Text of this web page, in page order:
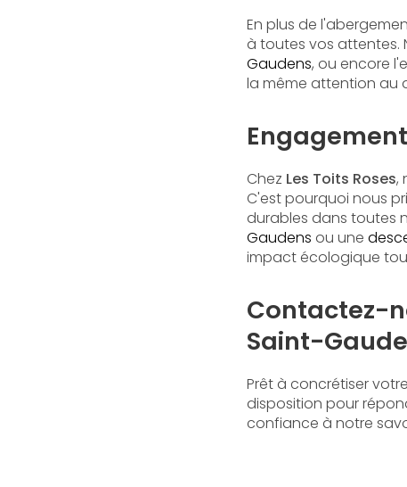
En plus de
à toutes vos attentes.
Gaudens, ou encore
la même attention au
Chez Les Toits Roses,
C'est pourquoi nous
durables dans toutes
Gaudens ou une
impact écologique
Contactez-
Saint-
Prêt à concrétiser
disposition pour
confiance à notre